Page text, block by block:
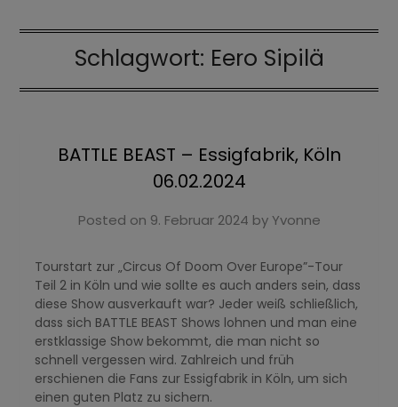
Schlagwort: Eero Sipilä
BATTLE BEAST – Essigfabrik, Köln
06.02.2024
Posted on 9. Februar 2024 byYvonne
Tourstart zur „Circus Of Doom Over Europe”-Tour
Teil 2 in Köln und wie sollte es auch anders sein, dass
diese Show ausverkauft war? Jeder weiß schließlich,
dass sich BATTLE BEAST Shows lohnen und man eine
erstklassige Show bekommt, die man nicht so
schnell vergessen wird. Zahlreich und früh
erschienen die Fans zur Essigfabrik in Köln, um sich
einen guten Platz zu sichern.